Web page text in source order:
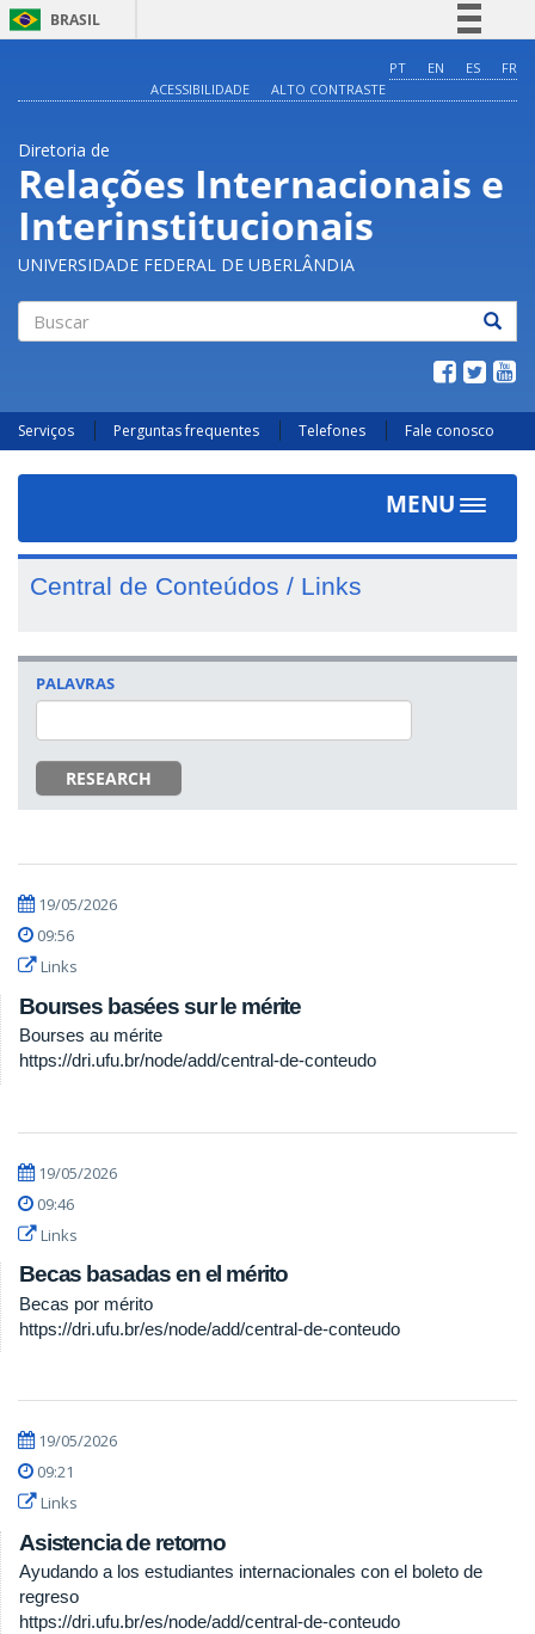
BRASIL
Comunica BR
Acesso à informação
Legislação
Canais
PT EN ES
FR
ACESSIBILIDADE
ALTO CONTRASTE
Diretoria de
Relações Internacionais e
Interinstitucionais
UNIVERSIDADE FEDERAL DE UBERLÂNDIA
Serviços Perguntas frequentes Telefones Fale conosco
MENU
Toggle
Central de Conteúdos / Links
PALAVRAS
RESEARCH
19/05/2026
09:56
Links
Bourses basées sur le mérite
Bourses au mérite
https://dri.ufu.br/node/add/central-de-conteudo
19/05/2026
09:46
Links
Becas basadas en el mérito
Becas por mérito
https://dri.ufu.br/es/node/add/central-de-conteudo
19/05/2026
09:21
Links
Asistencia de retorno
Ayudando a los estudiantes internacionales con el boleto de
regreso
https://dri.ufu.br/es/node/add/central-de-conteudo